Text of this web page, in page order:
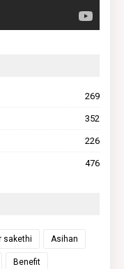
269
352
226
476
sakethi Asihan
Benefit